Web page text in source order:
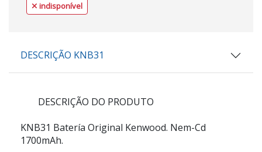
indisponível
DESCRIÇÃO KNB31
DESCRIÇÃO DO PRODUTO
KNB31 Batería Original Kenwood. Nem-Cd
1700mAh.